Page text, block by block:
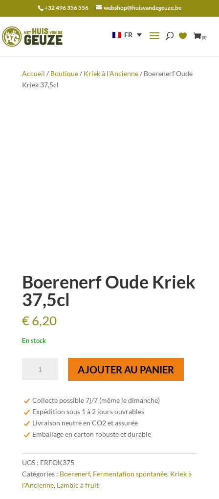
+32 496 356 556 webshop@huisvandegeuze.be
FR (0)
pour :
Accueil / Boutique/ Kriek à l'Ancienne/ Boerenerf Oude
Kriek 37,5cl
Boerenerf Oude Kriek
37,5cl
€6,20
En stock
Oude
Kriek
37,5cl
AJOUTER AU PANIER
Collecte possible 7j/7 (même le dimanche)
Expédition sous 1 à 2 jours ouvrables
Livraison neutre en CO2 et assurée
Emballage en carton robuste et durable
UGS : ERFOK375
Catégories : Boerenerf, Fermentation spontanée, Kriek à
l'Ancienne, Lambic à fruit